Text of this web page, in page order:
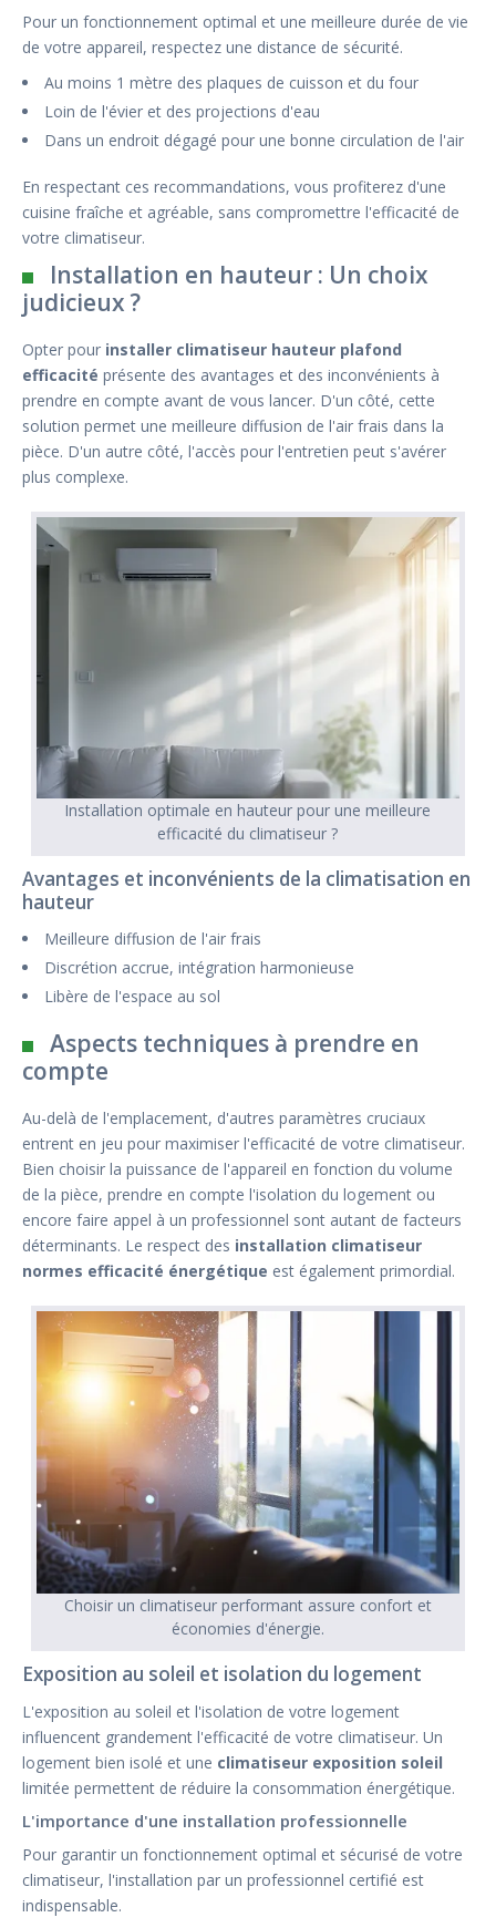
Pour un fonctionnement optimal et une meilleure durée de vie
de votre appareil, respectez une distance de sécurité.
Au moins 1 mètre des plaques de cuisson et du four
Loin de l'évier et des projections d'eau
Dans un endroit dégagé pour une bonne circulation de l'air
En respectant ces recommandations, vous profiterez d'une
cuisine fraîche et agréable, sans compromettre l'efficacité de
votre climatiseur.
Installation en hauteur : Un choix
judicieux ?
Opter pour installer climatiseur hauteur plafond
efficacité présente des avantages et des inconvénients à
prendre en compte avant de vous lancer. D'un côté, cette
solution permet une meilleure diffusion de l'air frais dans la
pièce. D'un autre côté, l'accès pour l'entretien peut s'avérer
plus complexe.
Installation optimale en hauteur pour une meilleure
efficacité du climatiseur ?
Avantages et inconvénients de la climatisation en
hauteur
Meilleure diffusion de l'air frais
Discrétion accrue, intégration harmonieuse
Libère de l'espace au sol
Aspects techniques à prendre en
compte
Au-delà de l'emplacement, d'autres paramètres cruciaux
entrent en jeu pour maximiser l'efficacité de votre climatiseur.
Bien choisir la puissance de l'appareil en fonction du volume
de la pièce, prendre en compte l'isolation du logement ou
encore faire appel à un professionnel sont autant de facteurs
déterminants. Le respect des installation climatiseur
normes efficacité énergétique est également primordial.
Choisir un climatiseur performant assure confort et
économies d'énergie.
Exposition au soleil et isolation du logement
L'exposition au soleil et l'isolation de votre logement
influencent grandement l'efficacité de votre climatiseur. Un
logement bien isolé et une climatiseur exposition soleil
limitée permettent de réduire la consommation énergétique.
L'importance d'une installation professionnelle
Pour garantir un fonctionnement optimal et sécurisé de votre
climatiseur, l'installation par un professionnel certifié est
indispensable.